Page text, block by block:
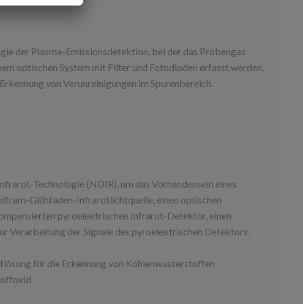
der Plasma-Emissionsdetektion, bei der das Probengas
optischen System mit Filter und Fotodioden erfasst werden.
von Verunreinigungen im Spurenbereich.
Technologie (NDIR), um das Vorhandensein eines
Glühfaden-Infrarotlichtquelle, einen optischen
pyroelektrischen Infrarot-Detektor, einen
Verarbeitung der Signale des pyroelektrischen Detektors.
für die Erkennung von Kohlenwasserstoffen